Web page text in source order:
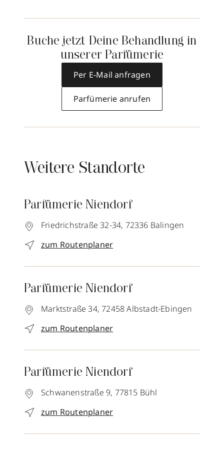
Buche jetzt Deine Behandlung in
unserer Parfümerie
Per E-Mail anfragen
Parfümerie anrufen
Weitere Standorte
Parfümerie Niendorf
Friedrichstraße 32-34, 72336 Balingen
zum Routenplaner
Parfümerie Niendorf
Marktstraße 34, 72458 Albstadt-Ebingen
zum Routenplaner
Parfümerie Niendorf
Schwanenstraße 9, 77815 Bühl
zum Routenplaner